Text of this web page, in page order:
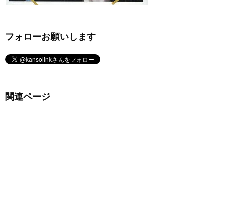
フォローお願いします
関連ページ